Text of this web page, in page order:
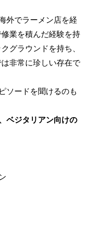
外でラーメン店を経
業を積んだ経験を持
グラウンドを持ち、
非常に珍しい存在で
ソードを聞けるのも
ベジタリアン向けの